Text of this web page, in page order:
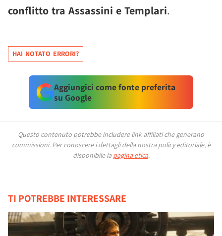
conflitto tra Assassini e Templari.
HAI NOTATO ERRORI?
Aggiungici come fonte preferita
su Google
Questo contenuto potrebbe includere link affiliati che generano
commissioni. Per conoscere i dettagli della nostra policy editoriale, è
disponibile la pagina etica.
TI POTREBBE INTERESSARE